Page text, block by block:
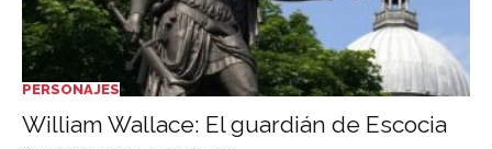
PERSONAJES
William Wallace: El guardián de Escocia